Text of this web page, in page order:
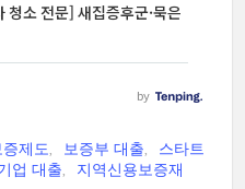
제도 보증부 대출
스타트
업 대출
지역신용보증재